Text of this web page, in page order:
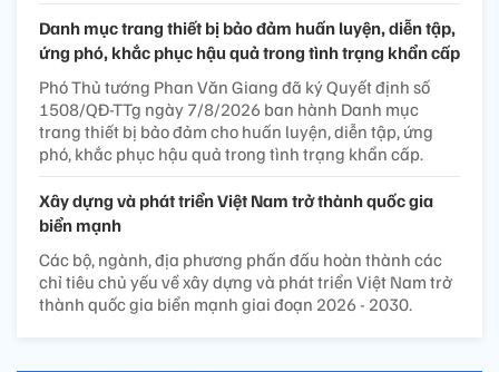
Danh mục trang thiết bị bảo đảm huấn luyện, diễn tập,
ứng phó, khắc phục hậu quả trong tình trạng khẩn cấp
Phó Thủ tướng Phan Văn Giang đã ký Quyết định số
1508/QĐ-TTg ngày 7/8/2026 ban hành Danh mục
trang thiết bị bảo đảm cho huấn luyện, diễn tập, ứng
phó, khắc phục hậu quả trong tình trạng khẩn cấp.
Xây dựng và phát triển Việt Nam trở thành quốc gia
biển mạnh
Các bộ, ngành, địa phương phấn đấu hoàn thành các
chỉ tiêu chủ yếu về xây dựng và phát triển Việt Nam trở
thành quốc gia biển mạnh giai đoạn 2026 - 2030.